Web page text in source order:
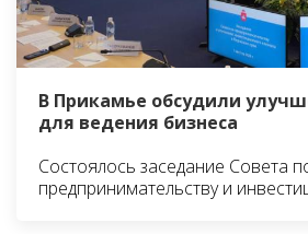
В Прикамье обсудили
для ведения бизнеса
Состоялось заседание Совета
предпринимательству и